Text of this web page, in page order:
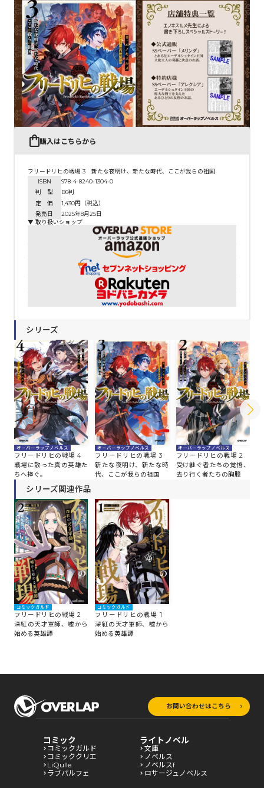
購入はこちらから
フリードリヒの戦場 3 新たな夜明け、新たな時代、ここが我らの祖国
ISBN
978-4-8240-1304-0
判 型
B6判
定 価
1,430円（税込）
発売日
2025年8月25日
▼ 取り扱いショップ
シリーズ
オーバーラップノベルス
フリードリヒの戦場 4
戦場に散った真の英雄た
ちへ捧ぐ。
オーバーラップノベルス
フリードリヒの戦場 3
新たな夜明け、新たな時
代、ここが我らの祖国
オーバーラップノベルス
フリードリヒの戦場 2
受け継ぐ者たちの覚悟、
去り行く者たちの胸臆
シリーズ関連作品
コミックガルド
フリードリヒの戦場 2
深紅の天才軍師、嘘から
始める英雄譚
コミックガルド
フリードリヒの戦場 1
深紅の天才軍師、嘘から
始める英雄譚
お問い合わせはこちら
コミック
コミックガルド
コミッククリエ
LiQulle
ラブパルフェ
ライトノベル
文庫
ノベルス
ノベルスf
ロサージュノベルス